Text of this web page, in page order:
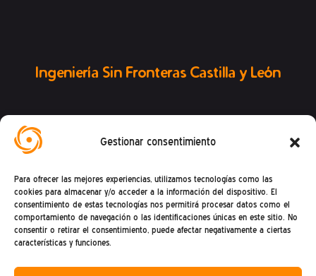
Gestionar consentimiento
Para ofrecer las mejores experiencias, utilizamos tecnologías como las
cookies para almacenar y/o acceder a la información del dispositivo. El
consentimiento de estas tecnologías nos permitirá procesar datos como el
comportamiento de navegación o las identificaciones únicas en este sitio. No
consentir o retirar el consentimiento, puede afectar negativamente a ciertas
características y funciones.
Ingeniería Sin Fronteras Castilla y León
Conoce la Federación ISF